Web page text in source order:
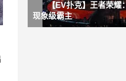
【EV扑克】王者荣耀
现象级霸主